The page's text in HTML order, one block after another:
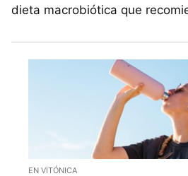
dieta macrobiótica que
EN VITÓNICA